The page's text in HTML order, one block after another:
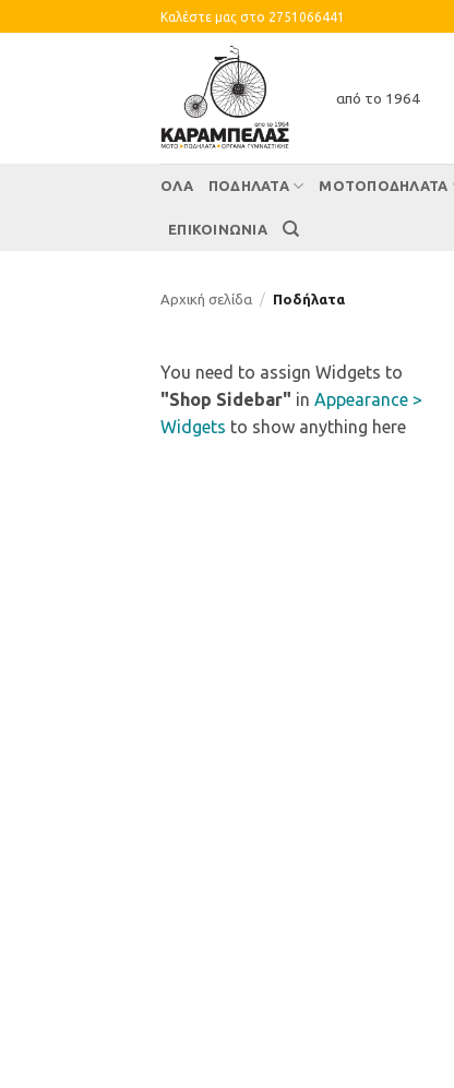
to
Καλέστε μας στο 2751066441
από το 1964
ΌΛΑ ΠΟΔΗΛΑΤΑ ΜΟΤΟΠΟΔΗΛΑΤΑ
ΕΠΙΚΟΙΝΩΝΙΑ
Αρχική σελίδα / Ποδήλατα
You need to assign Widgets to
"Shop Sidebar" in Appearance >
Widgets to show anything here